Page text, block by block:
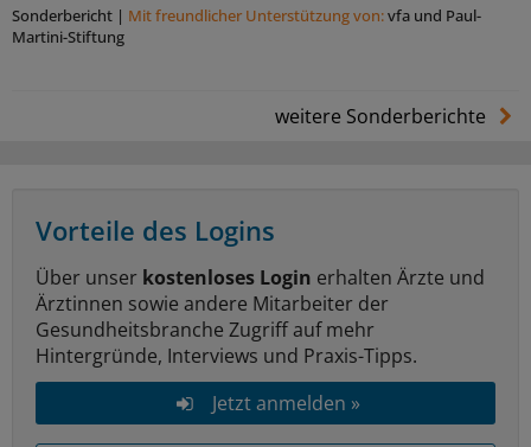
Sonderbericht | Mit freundlicher Unterstützung von:vfa und Paul-
Martini-Stiftung
weitere Sonderberichte
Vorteile des Logins
Über unser kostenloses Login erhalten Ärzte und
Ärztinnen sowie andere Mitarbeiter der
Gesundheitsbranche Zugriff auf mehr
Hintergründe, Interviews und Praxis-Tipps.
Jetzt anmelden »